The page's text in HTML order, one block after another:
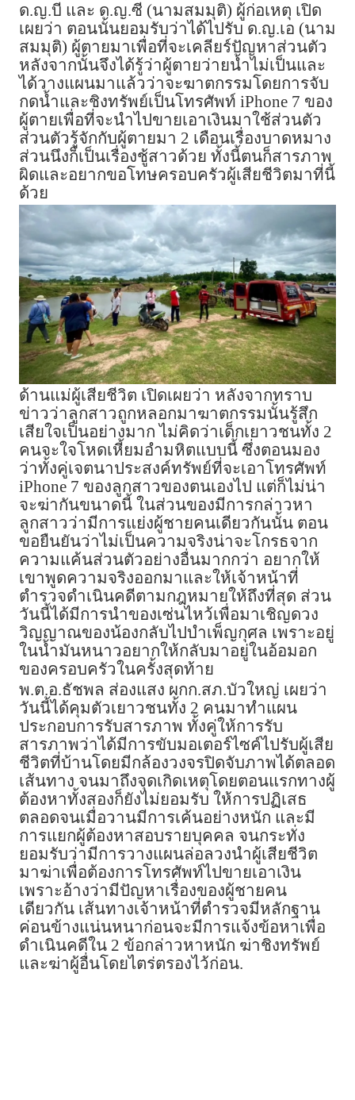
ด.ญ.บี และ ด.ญ.ซี (นามสมมุติ) ผู้ก่อเหตุ เปิด
เผยว่า ตอนนั้นยอมรับว่าได้ไปรับ ด.ญ.เอ (นาม
สมมุติ) ผู้ตายมาเพื่อที่จะเคลียร์ปัญหาส่วนตัว
หลังจากนั้นจึงได้รู้ว่าผู้ตายว่ายน้ำไม่เป็นและ
ได้วางแผนมาแล้วว่าจะฆาตกรรมโดยการจับ
กดน้ำและชิงทรัพย์เป็นโทรศัพท์ iPhone 7 ของ
ผู้ตายเพื่อที่จะนำไปขายเอาเงินมาใช้ส่วนตัว
ส่วนตัวรู้จักกับผู้ตายมา 2 เดือนเรื่องบาดหมาง
ส่วนนึงก็เป็นเรื่องชู้สาวด้วย ทั้งนี้ตนก็สารภาพ
ผิดและอยากขอโทษครอบครัวผู้เสียชีวิตมาที่นี้
ด้วย
ด้านแม่ผู้เสียชีวิต เปิดเผยว่า หลังจากทราบ
ข่าวว่าลูกสาวถูกหลอกมาฆาตกรรมนั้นรู้สึก
เสียใจเป็นอย่างมาก ไม่คิดว่าเด็กเยาวชนทั้ง 2
คนจะใจโหดเหี้ยมอำมหิตแบบนี้ ซึ่งตอนมอง
ว่าทั้งคู่เจตนาประสงค์ทรัพย์ที่จะเอาโทรศัพท์
iPhone 7 ของลูกสาวของตนเองไป แต่ก็ไม่น่า
จะฆ่ากันขนาดนี้ ในส่วนของมีการกล่าวหา
ลูกสาวว่ามีการแย่งผู้ชายคนเดียวกันนั้น ตอน
ขอยืนยันว่าไม่เป็นความจริงน่าจะโกรธจาก
ความแค้นส่วนตัวอย่างอื่นมากกว่า อยากให้
เขาพูดความจริงออกมาและให้เจ้าหน้าที่
ตำรวจดำเนินคดีตามกฎหมายให้ถึงที่สุด ส่วน
วันนี้ได้มีการนำของเซ่นไหว้เพื่อมาเชิญดวง
วิญญาณของน้องกลับไปบำเพ็ญกุศล เพราะอยู่
ในน้ำมันหนาวอยากให้กลับมาอยู่ในอ้อมอก
ของครอบครัวในครั้งสุดท้าย
พ.ต.อ.ธัชพล ส่องแสง ผกก.สภ.บัวใหญ่ เผยว่า
วันนี้ได้คุมตัวเยาวชนทั้ง 2 คนมาทำแผน
ประกอบการรับสารภาพ ทั้งคู่ให้การรับ
สารภาพว่าได้มีการขับมอเตอร์ไซค์ไปรับผู้เสีย
ชีวิตที่บ้านโดยมีกล้องวงจรปิดจับภาพได้ตลอด
เส้นทาง จนมาถึงจุดเกิดเหตุโดยตอนแรกทางผู้
ต้องหาทั้งสองก็ยังไม่ยอมรับ ให้การปฏิเสธ
ตลอดจนเมื่อวานมีการเค้นอย่างหนัก และมี
การแยกผู้ต้องหาสอบรายบุคคล จนกระทั่ง
ยอมรับว่ามีการวางแผนล่อลวงนำผู้เสียชีวิต
มาฆ่าเพื่อต้องการโทรศัพท์ไปขายเอาเงิน
เพราะอ้างว่ามีปัญหาเรื่องของผู้ชายคน
เดียวกัน เส้นทางเจ้าหน้าที่ตำรวจมีหลักฐาน
ค่อนข้างแน่นหนาก่อนจะมีการแจ้งข้อหาเพื่อ
ดำเนินคดีใน 2 ข้อกล่าวหาหนัก ฆ่าชิงทรัพย์
และฆ่าผู้อื่นโดยไตร่ตรองไว้ก่อน.